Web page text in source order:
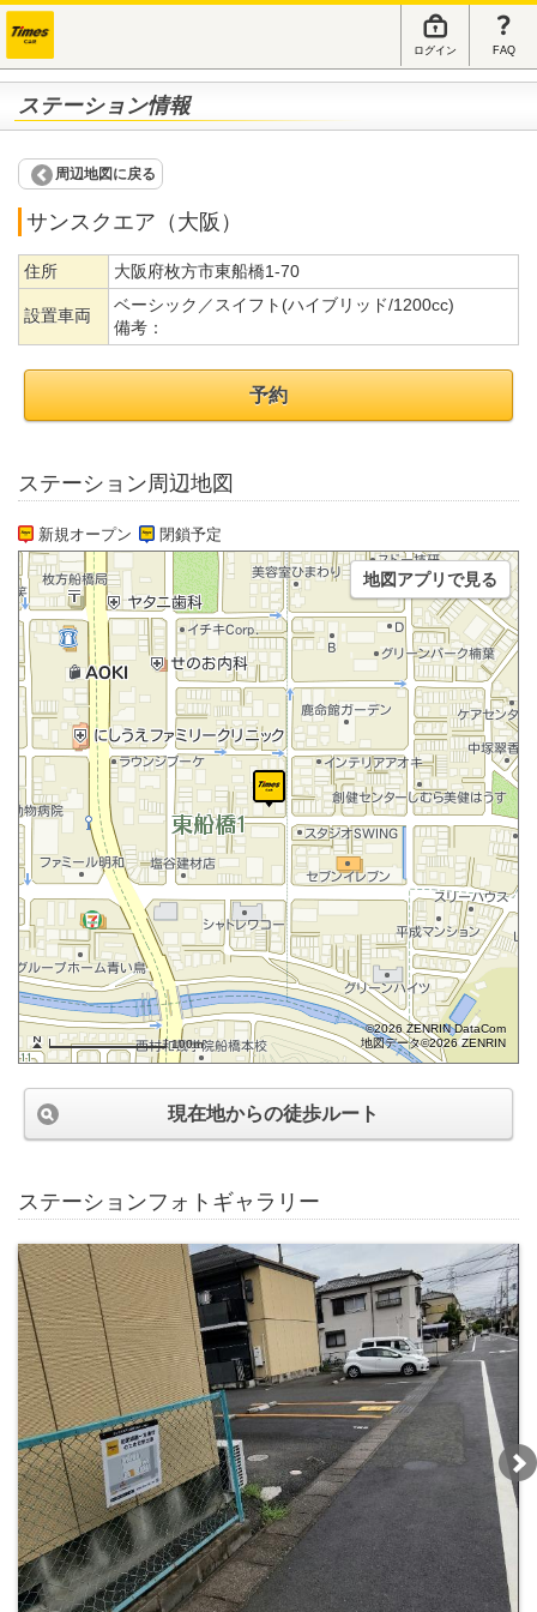
ログイン FAQ
ステーション情報
周辺地図に戻る
サンスクエア（大阪）
住所 大阪府枚方市東船橋1-70
設置車両
ベーシック／スイフト(ハイブリッド/1200cc)
備考：
予約
ステーション周辺地図
新規オープン 閉鎖予定
100m
©2026 ZENRIN DataCom
地図データ©2026 ZENRIN
地図アプリで見る
現在地からの徒歩ルート
ステーションフォトギャラリー